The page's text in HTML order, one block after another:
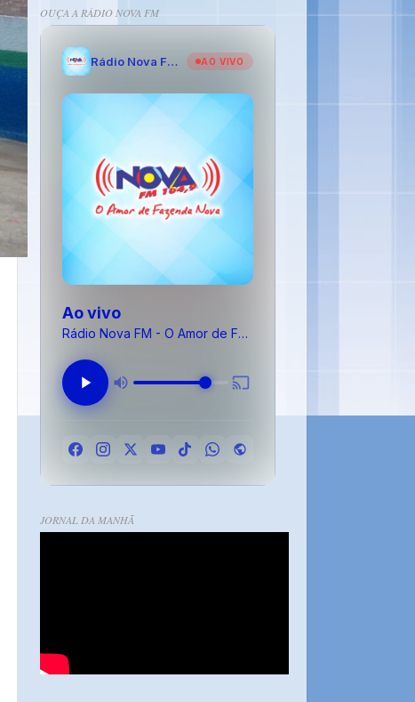
OUÇA A RÁDIO NOVA FM
Rádio Nova FM - O Amor de Fazenda Nova AO VIVO
Ao vivo
Rádio Nova FM - O Amor de Fazenda Nova
JORNAL DA MANHÃ